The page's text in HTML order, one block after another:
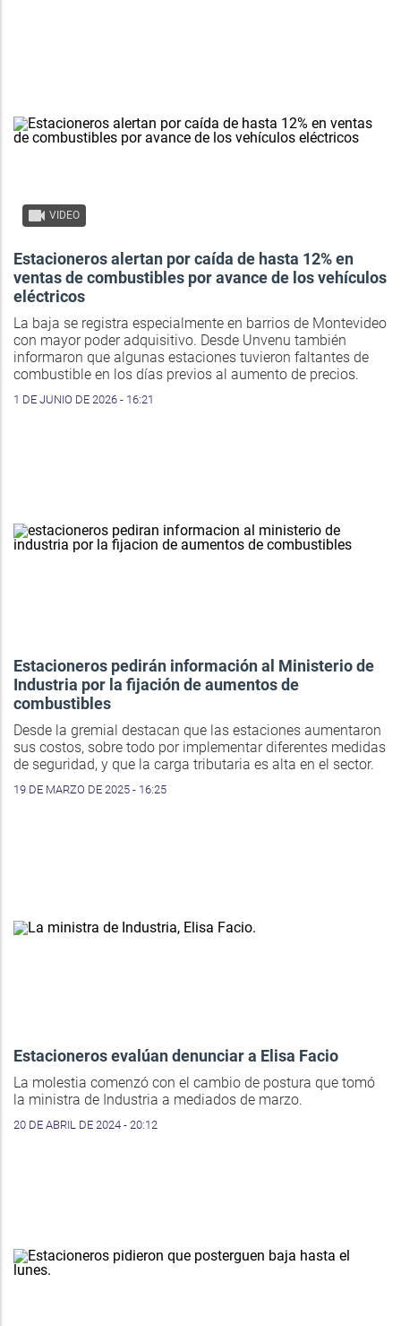
VIDEO
Estacioneros alertan por caída de hasta 12% en
ventas de combustibles por avance de los vehículos
eléctricos
La baja se registra especialmente en barrios de Montevideo
con mayor poder adquisitivo. Desde Unvenu también
informaron que algunas estaciones tuvieron faltantes de
combustible en los días previos al aumento de precios.
1 DE JUNIO DE 2026 - 16:21
Estacioneros pedirán información al Ministerio de
Industria por la fijación de aumentos de
combustibles
Desde la gremial destacan que las estaciones aumentaron
sus costos, sobre todo por implementar diferentes medidas
de seguridad, y que la carga tributaria es alta en el sector.
19 DE MARZO DE 2025 - 16:25
Estacioneros evalúan denunciar a Elisa Facio
La molestia comenzó con el cambio de postura que tomó
la ministra de Industria a mediados de marzo.
20 DE ABRIL DE 2024 - 20:12